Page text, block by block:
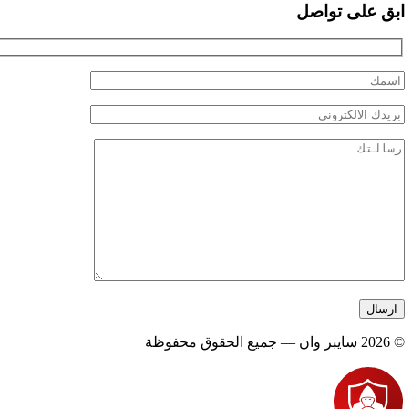
ابق على تواصل
© 2026 سايبر وان — جميع الحقوق محفوظة